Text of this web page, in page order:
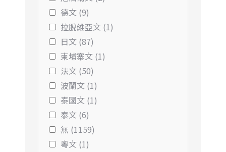
德文 (9)
拉脫維亞文 (1)
日文 (87)
柬埔寨文 (1)
法文 (50)
波蘭文 (1)
泰國文 (1)
泰文 (6)
無 (1159)
粵文 (1)